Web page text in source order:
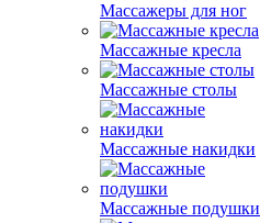
Массажеры для ног
Массажные кресла
Массажные столы
Массажные накидки
Массажные подушки